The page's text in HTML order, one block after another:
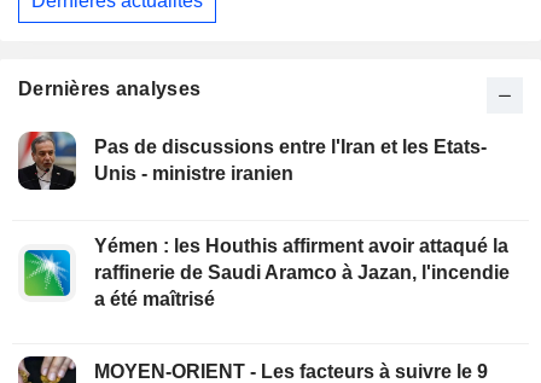
Dernières analyses
Pas de discussions entre l'Iran et les Etats-
Unis - ministre iranien
Yémen : les Houthis affirment avoir attaqué la
raffinerie de Saudi Aramco à Jazan, l'incendie
a été maîtrisé
MOYEN-ORIENT - Les facteurs à suivre le 9